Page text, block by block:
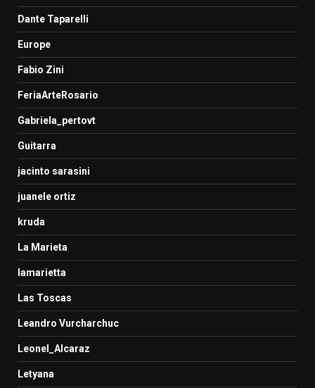
Dante Taparelli
Europe
Fabio Zini
FeriaArteRosario
Gabriela_pertovt
Guitarra
jacinto sarasini
juanele ortiz
kruda
La Marieta
lamarietta
Las Toscas
Leandro Vurcharchuc
Leonel_Alcaraz
Letyana